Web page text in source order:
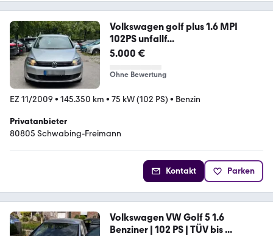
Volkswagen golf plus 1.6 MPI
102PS unfallf...
5.000 €
Ohne Bewertung
EZ 11/2009 • 145.350 km • 75 kW (102 PS) • Benzin
Privatanbieter
80805 Schwabing-Freimann
Kontakt Parken
Volkswagen VW Golf 5 1.6
Benziner | 102 PS | TÜV bis ...